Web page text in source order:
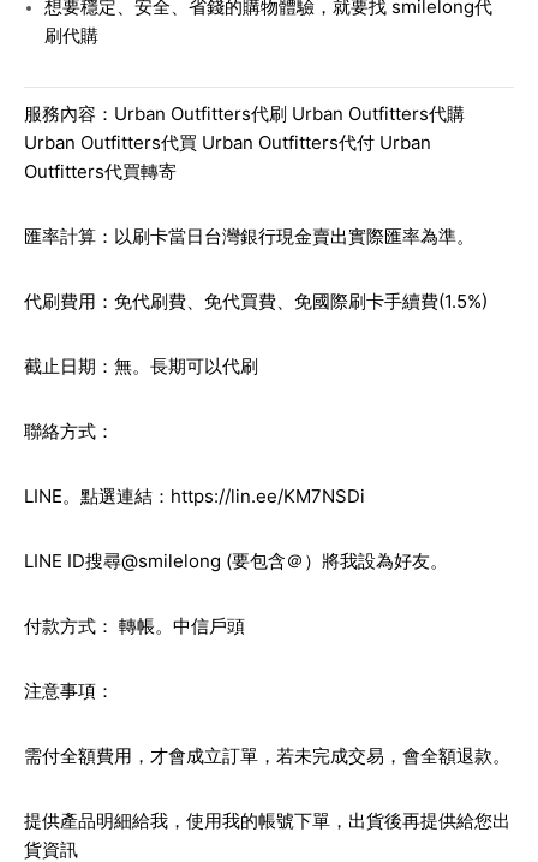
想要穩定、安全、省錢的購物體驗，就要找 smilelong代
刷代購
服務內容：Urban Outfitters代刷 Urban Outfitters代購
Urban Outfitters代買 Urban Outfitters代付 Urban
Outfitters代買轉寄
匯率計算：以刷卡當日台灣銀行現金賣出實際匯率為準。
代刷費用：免代刷費、免代買費、免國際刷卡手續費(1.5%)
截止日期：無。長期可以代刷
聯絡方式：
LINE。點選連結： https://lin.ee/KM7NSDi
LINE ID搜尋@smilelong (要包含＠）將我設為好友。
付款方式： 轉帳。中信戶頭
注意事項：
需付全額費用，才會成立訂單，若未完成交易，會全額退款。
提供產品明細給我，使用我的帳號下單，出貨後再提供給您出
貨資訊